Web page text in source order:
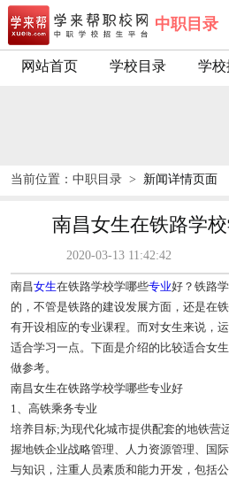
中职目录
网站首页 学校目录 学校
当前位置： 中职目录 > 新闻详情页面
南昌女生在铁路学
2020-03-13 11:42:42
南昌女生在铁路学校学哪些专业好？铁路
的，不管是铁路的建设发展方面，还是在
有开设相应的专业课程。而对女生来说，
适合学习一点。下面是介绍的比较适合女
做参考。
南昌女生在铁路学校学哪些专业好
1、高铁乘务专业
培养目标;为现代化城市提供配套的地铁营
握地铁企业战略管理、人力资源管理、国
与知识，注重人员素质和能力开发，包括